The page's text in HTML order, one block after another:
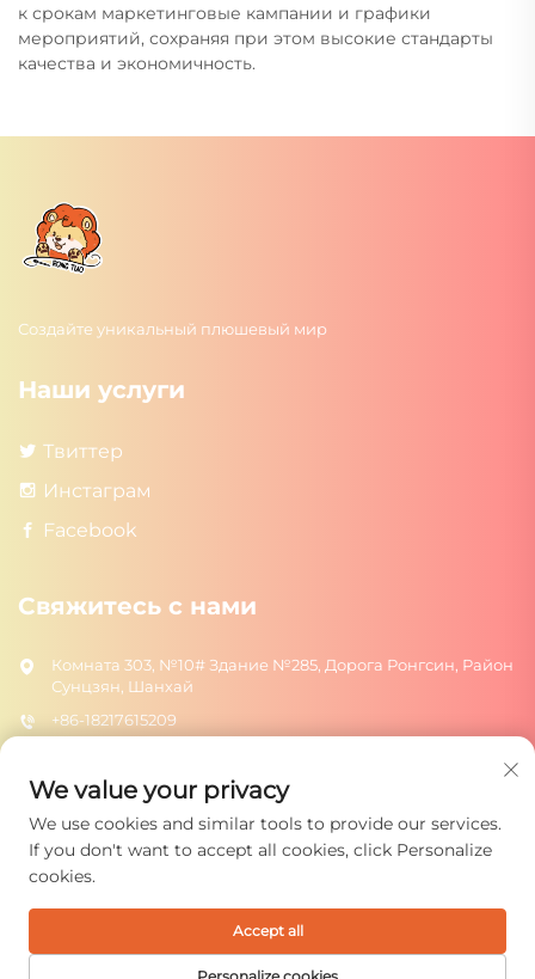
к срокам маркетинговые кампании и графики
мероприятий, сохраняя при этом высокие стандарты
качества и экономичность.
Создайте уникальный плюшевый мир
Наши услуги
Твиттер
Инстаграм
Facebook
Свяжитесь с нами
Комната 303, №10# Здание №285, Дорога Ронгсин, Район
Сунцзян, Шанхай
+86-18217615209
ОТПРАВИТЬ
Авторское право © 2025 Shanghai Rongtuo Toys Co., Ltd. Все
права защищены. Политика конфиденциальности
We value your privacy
We use cookies and similar tools to provide our services.
If you don't want to accept all cookies, click Personalize
cookies.
Accept all